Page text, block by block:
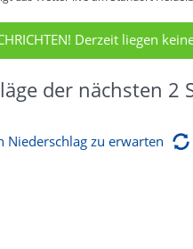
Derzeit liegen
der nächsten 2
Niederschlag zu erwarten